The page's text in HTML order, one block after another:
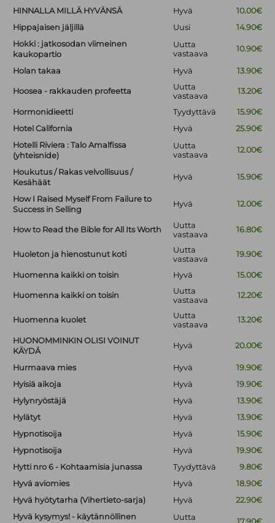
HINNALLA MILLÄ HYVÄNSÄ
Hyvä
10.00€
Hippajaisen jäljillä
Uusi
14.90€
Hokki : jatkosodan viimeinen
kaukopartio
Uutta
vastaava
10.90€
Holan takaa Hyvä 13.90€
Hoosea - rakkauden profeetta
Uutta
vastaava
13.20€
Hormonidieetti Tyydyttävä
15.90€
Hotel California
Hyvä
25.90€
Hotelli Riviera : Talo Amalfissa
(yhteisnide)
Uutta
vastaava
12.00€
Houkutus / Rakas velvollisuus /
Kesähäät
Hyvä 15.90€
How I Raised Myself From Failure to
Success in Selling
Hyvä 12.00€
How to Read the Bible for All Its Worth
Uutta
vastaava
16.80€
Huoleton ja hienostunut koti
Uutta
vastaava
19.90€
Huomenna kaikki on toisin Hyvä 15.00€
Huomenna kaikki on toisin
Uutta
vastaava
12.20€
Huomenna kuolet
Uutta
vastaava
13.20€
HUONOMMINKIN OLISI VOINUT
KÄYDÄ
Hyvä 20.00€
Hurmaava mies Hyvä
19.90€
Hyisiä aikoja
Hyvä
19.90€
Hylynryöstäjä
Hyvä
13.90€
Hylätyt
Hyvä
13.90€
Hypnotisoija
Hyvä
15.90€
Hypnotisoija
Hyvä
19.90€
Hytti nro 6 - Kohtaamisia junassa
Tyydyttävä
9.80€
Hyvä aviomies
Hyvä
18.90€
Hyvä hyötytarha (Vihertieto-sarja)
Hyvä
22.90€
Hyvä kysymys! - käytännöllinen
Uutta